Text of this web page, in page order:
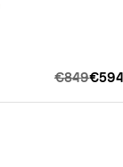
€849